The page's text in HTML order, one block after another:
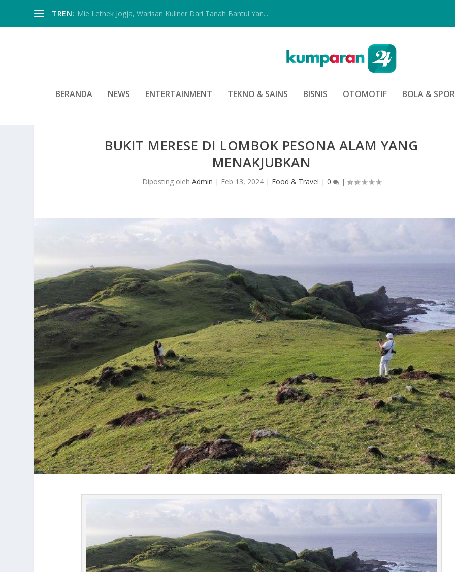
TREN: Mie Lethek Jogja, Warisan Kuliner Dari Tanah Bantul Yan...
BERANDA NEWS ENTERTAINMENT TEKNO & SAINS BISNIS OTOMOTIF BOLA &
BUKIT MERESE DI LOMBOK PESONA ALAM YANG
MENAKJUBKAN
Diposting oleh Admin | Feb 13, 2024| Food & Travel | 0 |